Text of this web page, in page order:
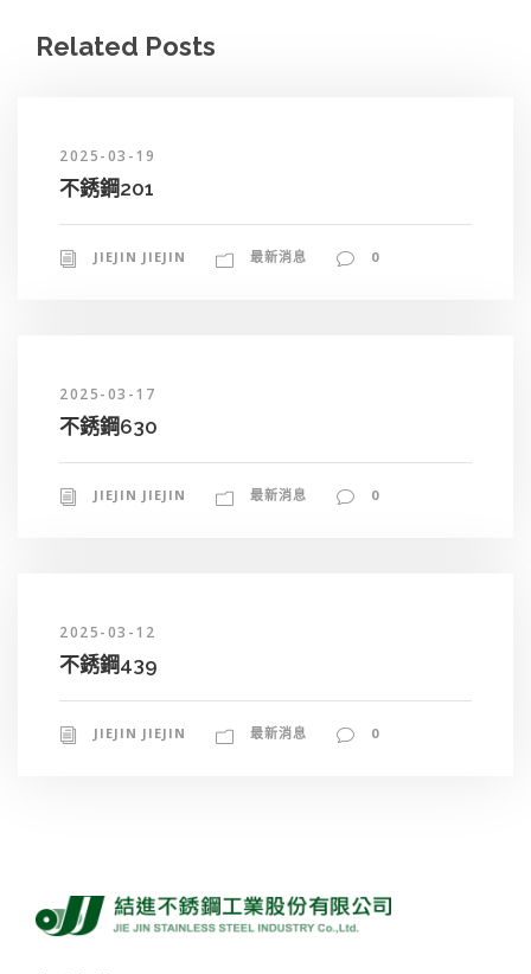
Related Posts
2025-03-19
不銹鋼201
JIEJIN JIEJIN 最新消息 0
2025-03-17
不銹鋼630
JIEJIN JIEJIN 最新消息 0
2025-03-12
不銹鋼439
JIEJIN JIEJIN 最新消息 0